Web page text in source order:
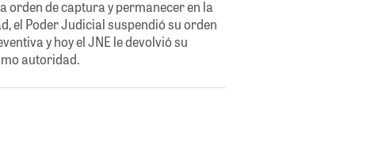
orden de captura y permanecer en la
el Poder Judicial suspendió su orden
y hoy el JNE le devolvió su
autoridad.